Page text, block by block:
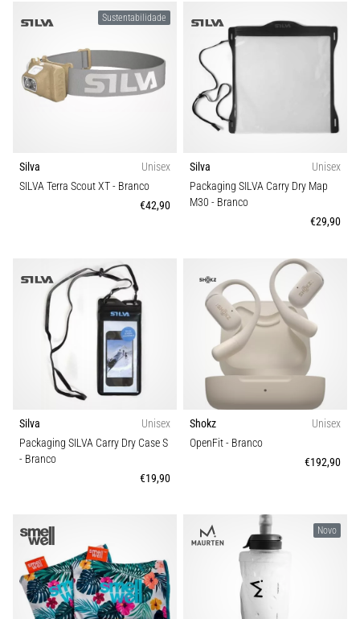
Sustentabilidade
Silva
Unisex
SILVA Terra Scout XT- Branco
€42,90
Silva
Unisex
Packaging SILVA Carry Dry Map
M30 - Branco
€29,90
Silva
Unisex
Packaging SILVA Carry Dry Case S
- Branco
€19,90
Shokz
Unisex
OpenFit- Branco
€192,90
Novo